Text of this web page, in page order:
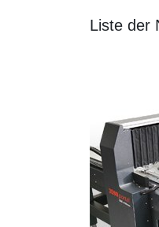
Liste der